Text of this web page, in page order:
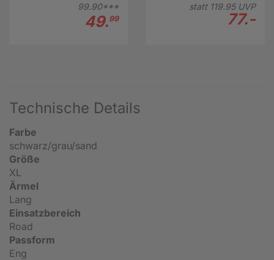
99.90***
49.99
statt 119.95UVP
77.-
Technische Details
Farbe
schwarz/grau/sand
Größe
XL
Ärmel
Lang
Einsatzbereich
Road
Passform
Eng